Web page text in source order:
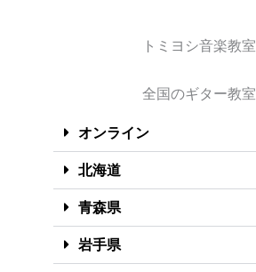
トミヨシ音楽教室
全国のギター教室
オンライン
北海道
青森県
岩手県